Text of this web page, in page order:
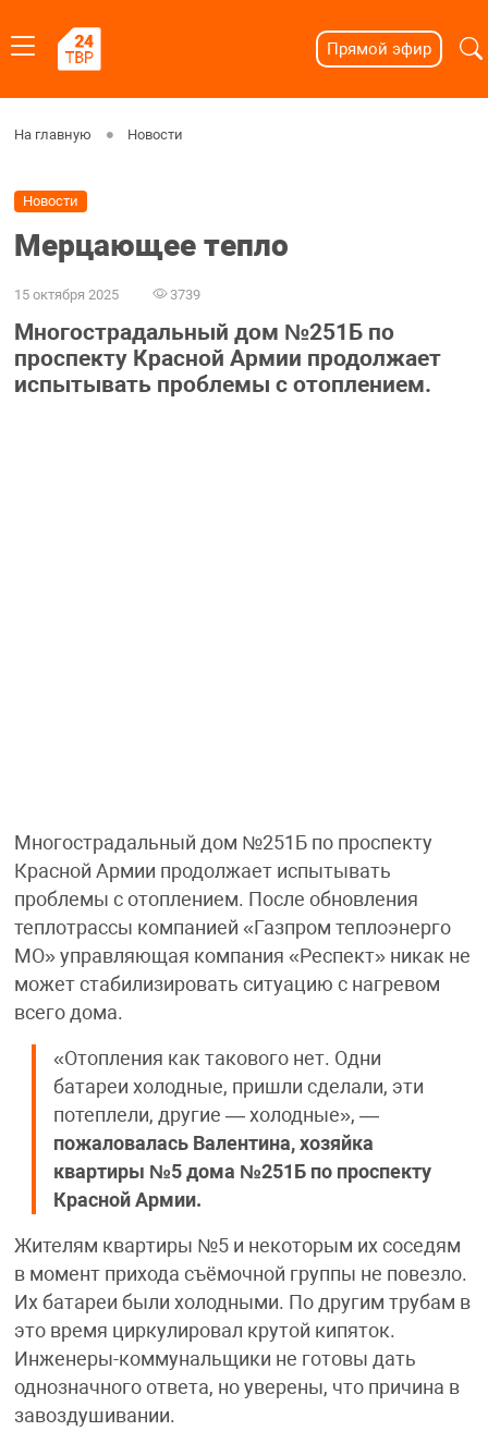
Прямой эфир
На главную Новости
Новости
Мерцающее тепло
15 октября 2025 3739
Многострадальный дом №251Б по
проспекту Красной Армии продолжает
испытывать проблемы с отоплением.
Многострадальный дом №251Б по проспекту
Красной Армии продолжает испытывать
проблемы с отоплением. После обновления
теплотрассы компанией «Газпром теплоэнерго
МО» управляющая компания «Респект» никак не
может стабилизировать ситуацию с нагревом
всего дома.
«Отопления как такового нет. Одни
батареи холодные, пришли сделали, эти
потеплели, другие — холодные», —
пожаловалась Валентина, хозяйка
квартиры №5 дома №251Б по проспекту
Красной Армии.
Жителям квартиры №5 и некоторым их соседям
в момент прихода съёмочной группы не повезло.
Их батареи были холодными. По другим трубам в
это время циркулировал крутой кипяток.
Инженеры-коммунальщики не готовы дать
однозначного ответа, но уверены, что причина в
завоздушивании.